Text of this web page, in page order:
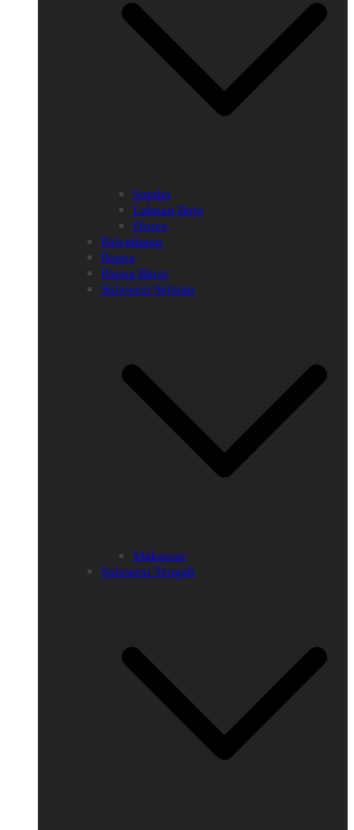
Sumba
Labuan Bajo
Flores
Palembang
Papua
Papua Barat
Sulawesi Selatan
Makassar
Sulawesi Tengah